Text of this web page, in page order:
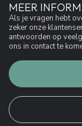
MEER
Als je vragen hebt
zeker onze
antwoorden op
ons in contact te